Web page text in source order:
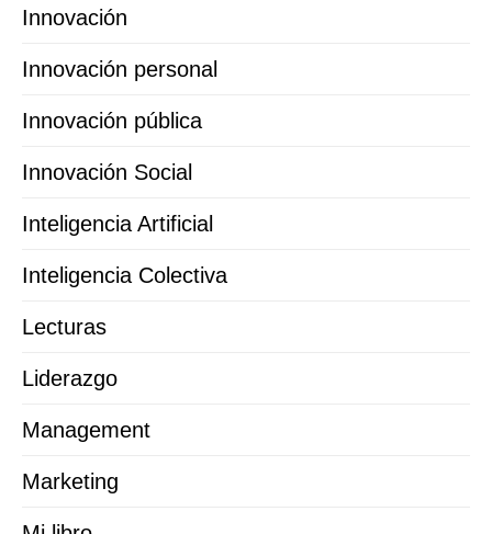
Innovación
Innovación personal
Innovación pública
Innovación Social
Inteligencia Artificial
Inteligencia Colectiva
Lecturas
Liderazgo
Management
Marketing